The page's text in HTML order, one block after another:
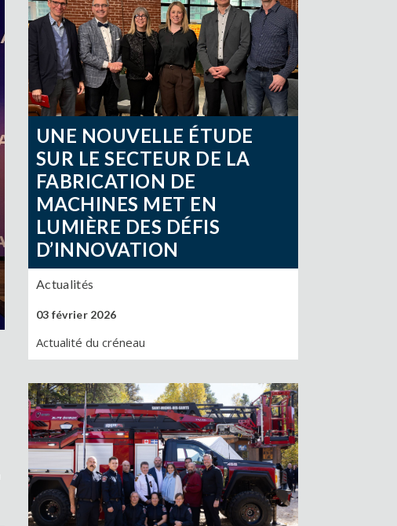
UNE NOUVELLE ÉTUDE
SUR LE SECTEUR DE LA
FABRICATION DE
MACHINES MET EN
LUMIÈRE DES DÉFIS
D’INNOVATION
Actualités
03 février 2026
Actualité du créneau